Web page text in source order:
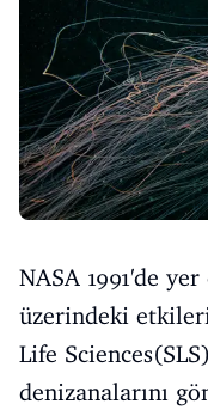
NASA 1991'de
üzerindeki
Life
denizanalarını